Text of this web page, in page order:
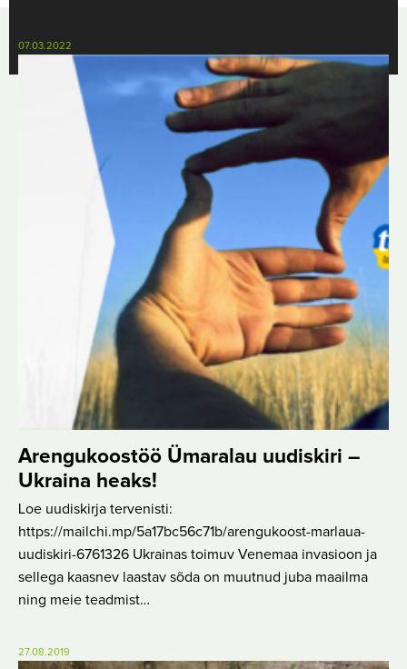
07.03.2022
Arengukoostöö Ümaralau uudiskiri –
Ukraina heaks!
Loe uudiskirja tervenisti:
https://mailchi.mp/5a17bc56c71b/arengukoost-marlaua-
uudiskiri-6761326 Ukrainas toimuv Venemaa invasioon ja
sellega kaasnev laastav sõda on muutnud juba maailma
ning meie teadmist…
27.08.2019